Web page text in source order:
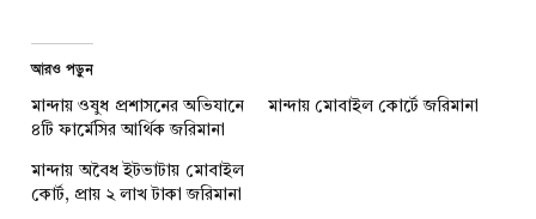
আরও পড়ুন
মান্দায় ওষুধ প্রশাসনের অভিযানে
৪টি ফার্মেসির আর্থিক জরিমানা
মান্দায় মোবাইল কোর্টে জরিমানা
মান্দায় অবৈধ ইটভাটায় মোবাইল
কোর্ট, প্রায় ২ লাখ টাকা জরিমানা